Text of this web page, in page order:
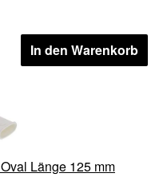
In den Warenkorb
Länge 125 mm